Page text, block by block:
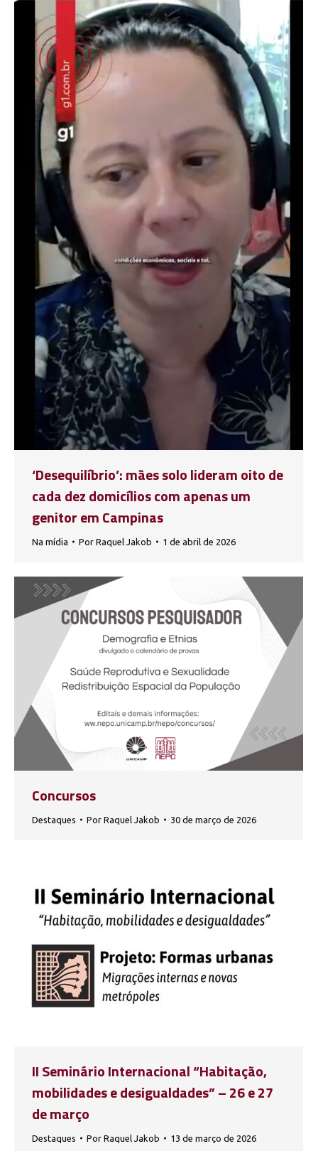
‘Desequilíbrio’: mães solo lideram oito de
cada dez domicílios com apenas um
genitor em Campinas
Na mídia Por Raquel Jakob 1 de abril de 2026
Concursos
Destaques Por Raquel Jakob 30 de março de 2026
II Seminário Internacional “Habitação,
mobilidades e desigualdades” – 26 e 27
de março
Destaques Por Raquel Jakob 13 de março de 2026